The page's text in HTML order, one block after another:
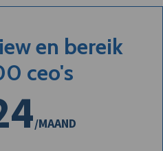
en bereik
ceo's
/MAAND